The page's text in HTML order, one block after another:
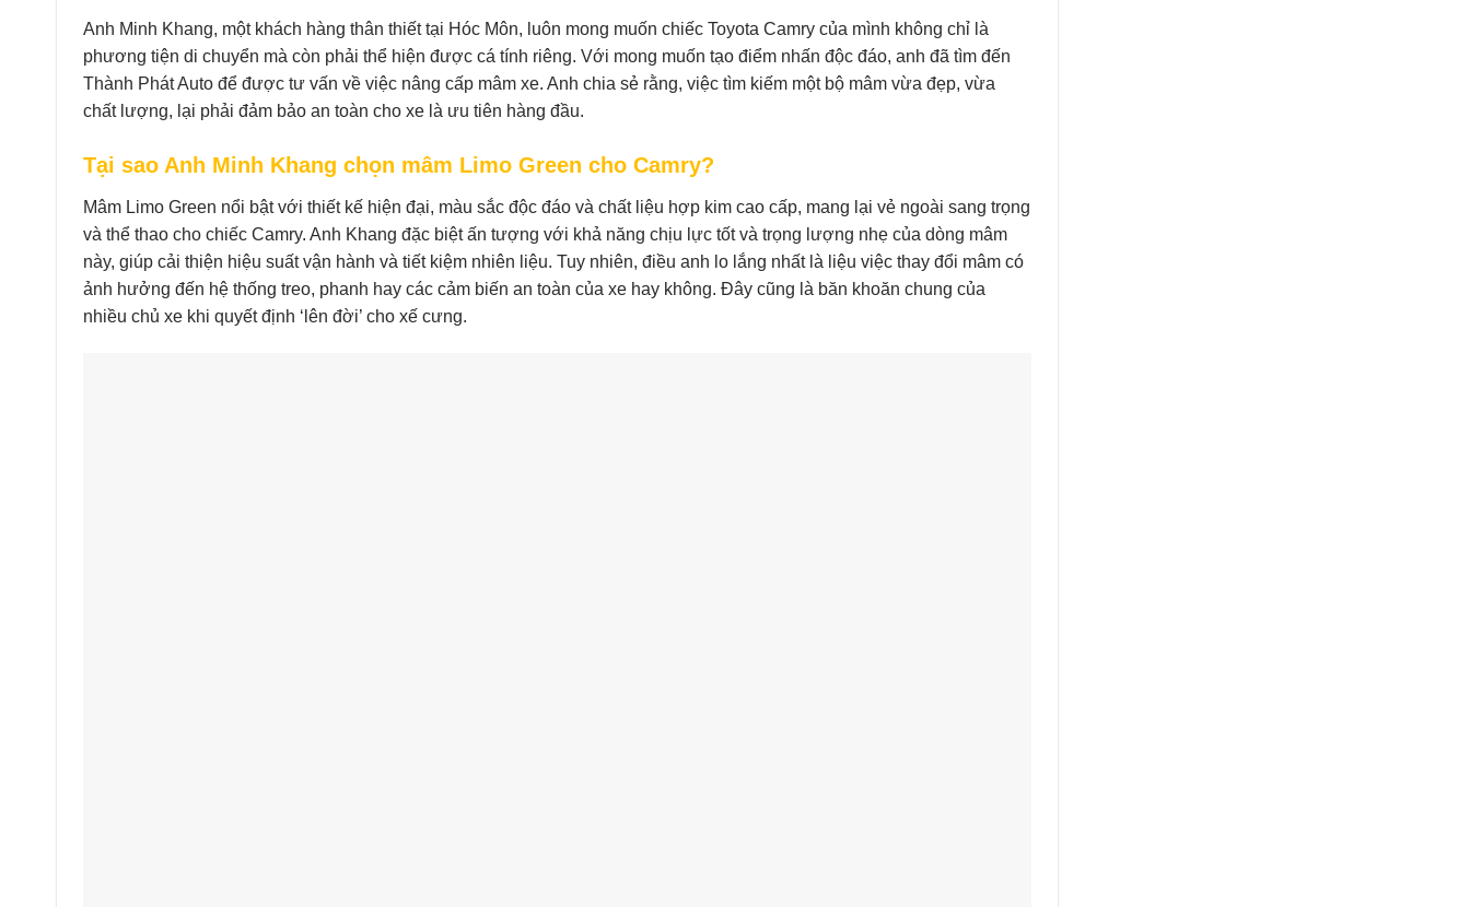
Anh Minh Khang, một khách hàng thân thiết tại Hóc Môn, luôn mong muốn chiếc Toyota Camry của mình không chỉ là
phương tiện di chuyển mà còn phải thể hiện được cá tính riêng. Với mong muốn tạo điểm nhấn độc đáo, anh đã tìm đến
Thành Phát Auto để được tư vấn về việc nâng cấp mâm xe. Anh chia sẻ rằng, việc tìm kiếm một bộ mâm vừa đẹp, vừa
chất lượng, lại phải đảm bảo an toàn cho xe là ưu tiên hàng đầu.
Tại sao Anh Minh Khang chọn mâm Limo Green cho Camry?
Mâm Limo Green nổi bật với thiết kế hiện đại, màu sắc độc đáo và chất liệu hợp kim cao cấp, mang lại vẻ ngoài sang trọng
và thể thao cho chiếc Camry. Anh Khang đặc biệt ấn tượng với khả năng chịu lực tốt và trọng lượng nhẹ của dòng mâm
này, giúp cải thiện hiệu suất vận hành và tiết kiệm nhiên liệu. Tuy nhiên, điều anh lo lắng nhất là liệu việc thay đổi mâm có
ảnh hưởng đến hệ thống treo, phanh hay các cảm biến an toàn của xe hay không. Đây cũng là băn khoăn chung của
nhiều chủ xe khi quyết định ‘lên đời’ cho xế cưng.